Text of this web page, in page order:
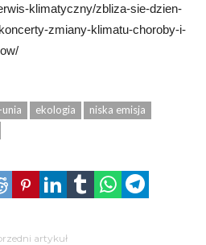
klimatyczny/zbliza-sie-dzien-
zmiany-klimatu-choroby-i-
ekologia
niska emisja
artykuł